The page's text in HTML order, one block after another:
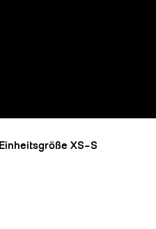
Einheitsgröße XS–S